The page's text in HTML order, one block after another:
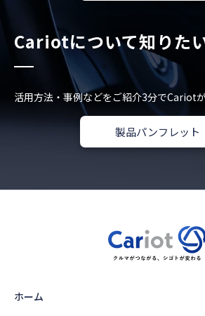
Cariotについて知りた
活用方法・事例などをご紹介3分でCariot
製品パンフレット
ホーム